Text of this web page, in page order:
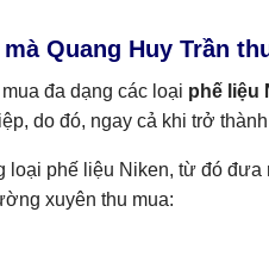
Quang Huy Trần
đa dạng các loại phế liệu
do đó, ngay cả khi trở
loại phế liệu Niken, từ đó
xuyên thu mua: